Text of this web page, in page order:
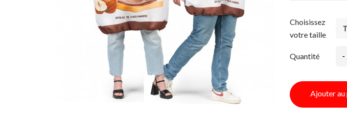
Choisissez
votre taille
Quantité -
Ajouter au